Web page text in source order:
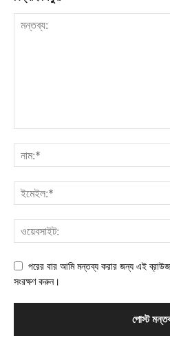
পরের বার আমি মন্তব্য করার জন্য এই
সংরক্ষণ করুন।